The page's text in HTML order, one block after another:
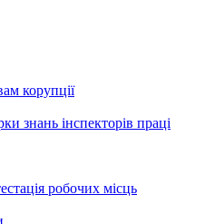
корупції
знань інспекторів праці
робочих місць